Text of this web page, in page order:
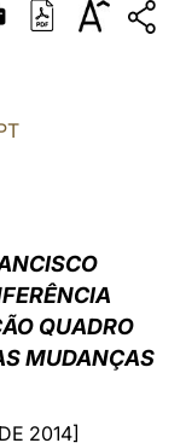
ITALIANO
中文
LATINE
QUADRO
MUDANÇAS
2014]